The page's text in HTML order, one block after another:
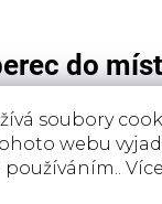
soubory
webu
používáním..
do
místnosti a
přebytečný